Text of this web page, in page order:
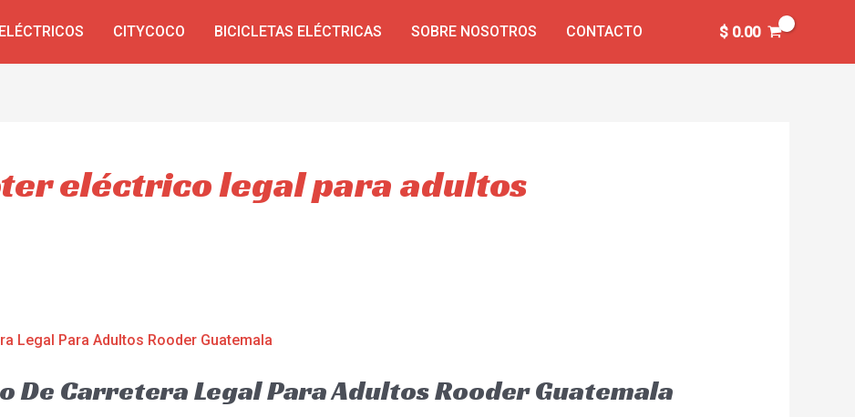
CITYCOCO BICICLETAS ELÉCTRICAS SOBRE NOSOTROS CONTACTO $0.00
eléctrico legal para adultos
De Carretera Legal Para Adultos Rooder Guatemala